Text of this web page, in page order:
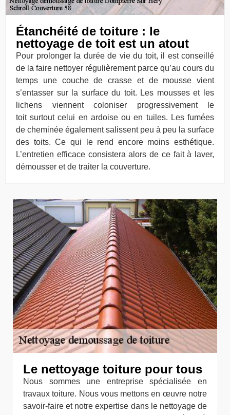
Étanchéité de toiture : le
nettoyage de toit est un atout
Pour prolonger la durée de vie du toit, il est conseillé
de la faire nettoyer régulièrement parce qu’au cours du
temps une couche de crasse et de mousse vient
s’entasser sur la surface du toit. Les mousses et les
lichens viennent coloniser progressivement le
toit surtout celui en ardoise ou en tuiles. Les fumées
de cheminée également salissent peu à peu la surface
des toits. Ce qui le rend encore moins esthétique.
L’entretien efficace consistera alors de ce fait à laver,
démousser et de traiter la couverture.
Le nettoyage toiture pour tous
Nous sommes une entreprise spécialisée en
travaux toiture. Nous vous mettons en œuvre notre
savoir-faire et notre expertise dans le nettoyage de